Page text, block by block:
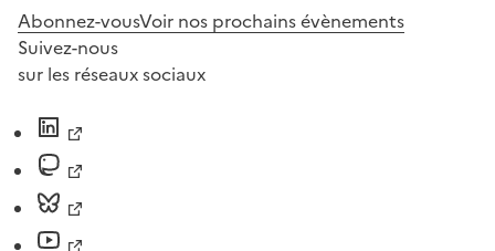
Abonnez-vousVoir nos prochains évènements
Suivez-nous
sur les réseaux sociaux